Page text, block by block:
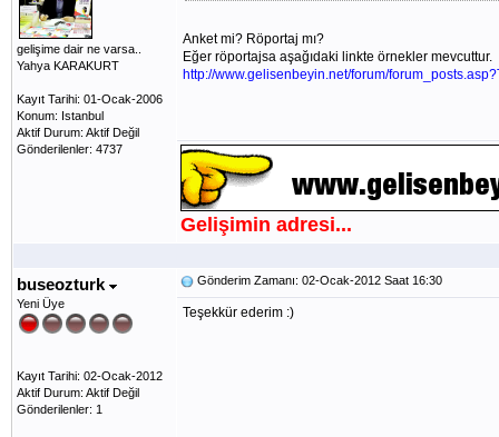
gelişime dair ne varsa..
Yahya KARAKURT
Kayıt Tarihi: 01-Ocak-2006
Konum: Istanbul
Aktif Durum: Aktif Değil
Gönderilenler: 4737
Anket mi? Röportaj mı?
Eğer röportajsa aşağıdaki linkte örnekler mevcuttur.
http://www.gelisenbeyin.net/forum/
Gelişimin adresi...
buseozturk
Yeni Üye
Kayıt Tarihi: 02-Ocak-2012
Aktif Durum: Aktif Değil
Gönderilenler: 1
Gönderim Zamanı: 02-Ocak-2012 Saat 16:30
Teşekkür ederim :)